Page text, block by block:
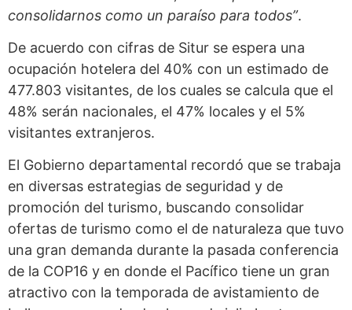
consolidarnos como un paraíso para todos”.
De acuerdo con cifras de Situr se espera una
ocupación hotelera del 40% con un estimado de
477.803 visitantes, de los cuales se calcula que el
48% serán nacionales, el 47% locales y el 5%
visitantes extranjeros.
El Gobierno departamental recordó que se trabaja
en diversas estrategias de seguridad y de
promoción del turismo, buscando consolidar
ofertas de turismo como el de naturaleza que tuvo
una gran demanda durante la pasada conferencia
de la COP16 y en donde el Pacífico tiene un gran
atractivo con la temporada de avistamiento de